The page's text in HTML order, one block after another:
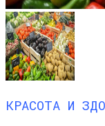
КРАСОТА И